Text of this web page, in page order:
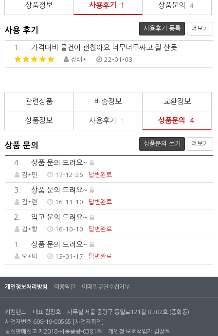
상품정보 사용후기 1 상품문의 4
사용 후기 사용후기 등록 더보기
1. 가격대비 물건이 괜찮아요 너무너무싸고 잘 산듯
장태* 22-01-03
관련상품 배송정보 교환정보
상품정보 사용후기 1 상품문의 4
상품 문의 상품문의 쓰기 더보기
4. 상품 문의 드려요~
김*민 17-12-26 답변완료
3. 상품 문의 드려요~
김*련 16-11-10 답변완료
2. 입고 문의 드려요~
김*향 16-10-10 답변완료
1. 상품 문의 드려요~
오*미 13-01-17 답변완료
개인정보처리방침 이용약관 이메일무단수집거부
키친랜드 대표 김장호
사무실 서울 중랑구 동일로121길 8 202호 (중화동)
사업자번호 698-19-00565
[사업자확인]
통신판매신고 제2018-서울중랑-0381호
개인정 보호책임자 김장호